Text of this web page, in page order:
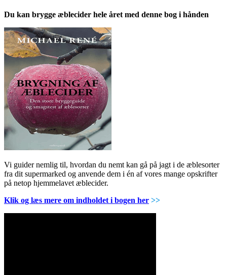
Du kan brygge æblecider hele året med denne bog i hånden
Vi guider nemlig til, hvordan du nemt kan gå på jagt i de æblesorter
fra dit supermarked og anvende dem i én af vores mange opskrifter
på netop hjemmelavet æblecider.
Klik og læs mere om indholdet i bogen her >>